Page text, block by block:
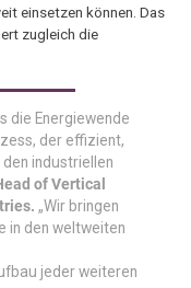
einsetzen können. Das
zugleich die
die Energiewende
der effizient,
industriellen
of Vertical
„Wir bringen
in den weltweiten
jeder weiteren